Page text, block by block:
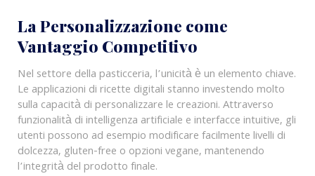
La Personalizzazione come
Vantaggio Competitivo
Nel settore della pasticceria, l’unicità è un elemento chiave.
Le applicazioni di ricette digitali stanno investendo molto
sulla capacità di personalizzare le creazioni. Attraverso
funzionalità di intelligenza artificiale e interfacce intuitive, gli
utenti possono ad esempio modificare facilmente livelli di
dolcezza, gluten-free o opzioni vegane, mantenendo
l’integrità del prodotto finale.